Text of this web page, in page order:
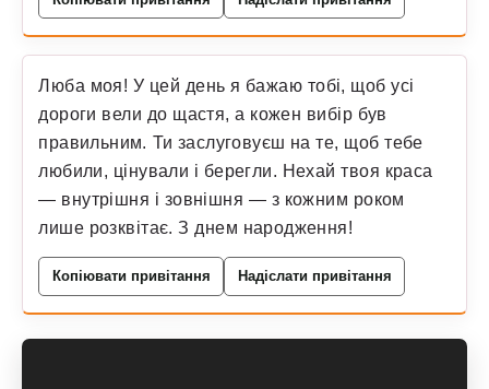
Люба моя! У цей день я бажаю тобі, щоб усі
дороги вели до щастя, а кожен вибір був
правильним. Ти заслуговуєш на те, щоб тебе
любили, цінували і берегли. Нехай твоя краса
— внутрішня і зовнішня — з кожним роком
лише розквітає. З днем народження!
Копіювати привітання Надіслати привітання